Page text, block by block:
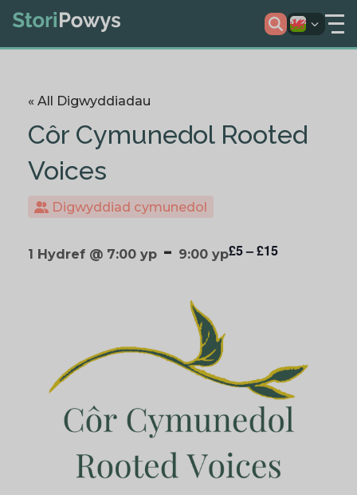
« All Digwyddiadau
Côr Cymunedol Rooted
Voices
Digwyddiad cymunedol
1 Hydref @ 7:00 yp - 9:00 yp£5 – £15